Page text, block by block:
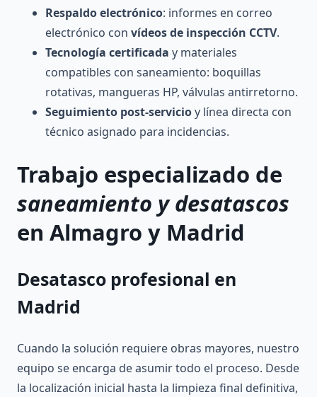
Respaldo electrónico: informes en correo
electrónico con vídeos de inspección CCTV.
Tecnología certificada y materiales
compatibles con saneamiento: boquillas
rotativas, mangueras HP, válvulas antirretorno.
Seguimiento post-servicioy línea directa con
técnico asignado para incidencias.
Trabajo especializado de
saneamiento y desatascos
en Almagro y Madrid
Desatasco profesional en
Madrid
Cuando la solución requiere obras mayores, nuestro
equipo se encarga de asumir todo el proceso. Desde
la localización inicial hasta la limpieza final definitiva,